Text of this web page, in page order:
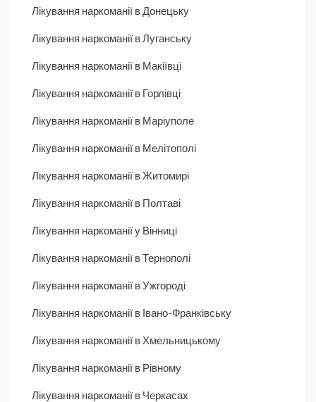
Лікування наркоманії в Донецьку
Лікування наркоманії в Луганську
Лікування наркоманії в Макіївці
Лікування наркоманії в Горлівці
Лікування наркоманії в Маріуполе
Лікування наркоманії в Мелітополі
Лікування наркоманії в Житомирі
Лікування наркоманії в Полтаві
Лікування наркоманії у Вінниці
Лікування наркоманії в Тернополі
Лікування наркоманії в Ужгороді
Лікування наркоманії в Івано-Франківську
Лікування наркоманії в Хмельницькому
Лікування наркоманії в Рівному
Лікування наркоманії в Черкасах